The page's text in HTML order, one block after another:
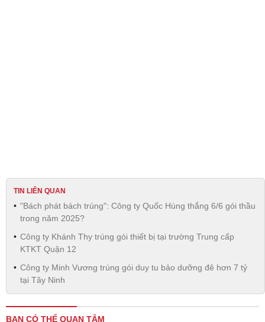
TIN LIÊN QUAN
"Bách phát bách trúng": Công ty Quốc Hùng thắng 6/6 gói thầu
trong năm 2025?
Công ty Khánh Thy trúng gói thiết bị tại trường Trung cấp
KTKT Quận 12
Công ty Minh Vương trúng gói duy tu bảo dưỡng đê hơn 7 tỷ
tại Tây Ninh
BẠN CÓ THỂ QUAN TÂM